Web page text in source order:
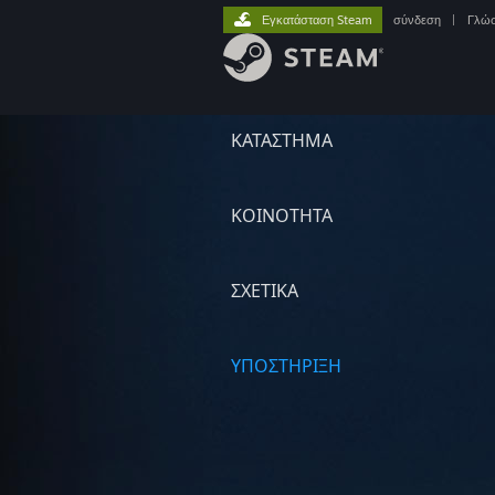
ΚΑΤΑΣΤΗΜΑ
ΚΟΙΝΟΤΗΤΑ
ΣΧΕΤΙΚΆ
ΥΠΟΣΤΗΡΙΞΗ
Εγκατάσταση Steam σύνδεση